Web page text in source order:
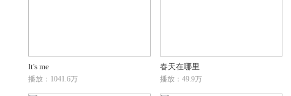
It's me
播放：1041.6万
春天在哪里
播放：49.9万